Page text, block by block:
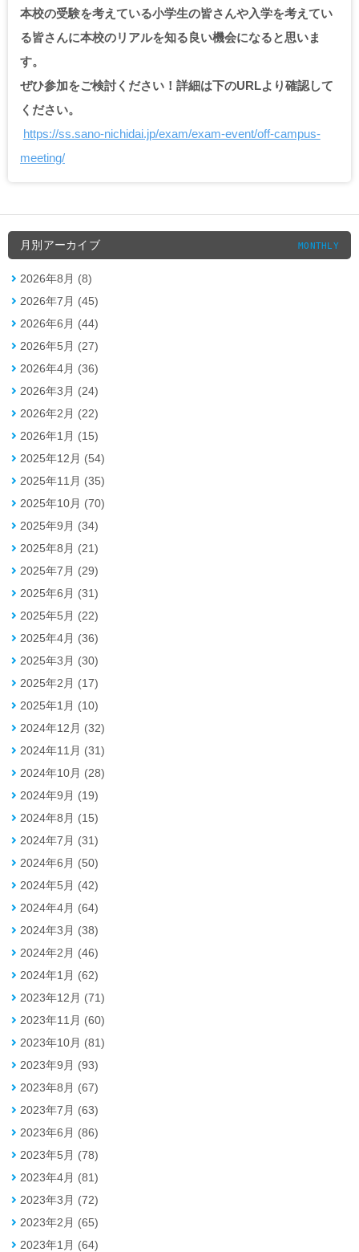
本校の受験を考えている小学生の皆さんや入学を考えてい
る皆さんに本校のリアルを知る良い機会になると思いま
す。
ぜひ参加をご検討ください！詳細は下のURLより確認して
ください。
https://ss.sano-nichidai.jp/exam/exam-event/off-campus-
meeting/
月別アーカイブ MONTHLY
2026年8月 (8)
2026年7月 (45)
2026年6月 (44)
2026年5月 (27)
2026年4月 (36)
2026年3月 (24)
2026年2月 (22)
2026年1月 (15)
2025年12月 (54)
2025年11月 (35)
2025年10月 (70)
2025年9月 (34)
2025年8月 (21)
2025年7月 (29)
2025年6月 (31)
2025年5月 (22)
2025年4月 (36)
2025年3月 (30)
2025年2月 (17)
2025年1月 (10)
2024年12月 (32)
2024年11月 (31)
2024年10月 (28)
2024年9月 (19)
2024年8月 (15)
2024年7月 (31)
2024年6月 (50)
2024年5月 (42)
2024年4月 (64)
2024年3月 (38)
2024年2月 (46)
2024年1月 (62)
2023年12月 (71)
2023年11月 (60)
2023年10月 (81)
2023年9月 (93)
2023年8月 (67)
2023年7月 (63)
2023年6月 (86)
2023年5月 (78)
2023年4月 (81)
2023年3月 (72)
2023年2月 (65)
2023年1月 (64)